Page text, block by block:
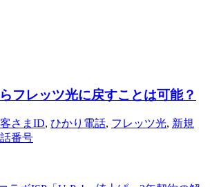
フレッツ光に戻すことは可能？
さまID, ひかり電話, フレッツ光, 新規
番号